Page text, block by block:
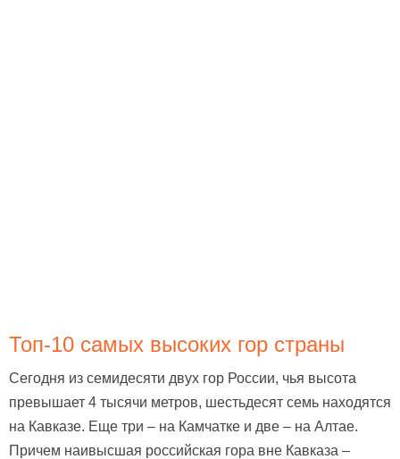
Топ-10 самых высоких гор страны
Сегодня из семидесяти двух гор России, чья высота
превышает 4 тысячи метров, шестьдесят семь находятся
на Кавказе. Еще три – на Камчатке и две – на Алтае.
Причем наивысшая российская гора вне Кавказа –